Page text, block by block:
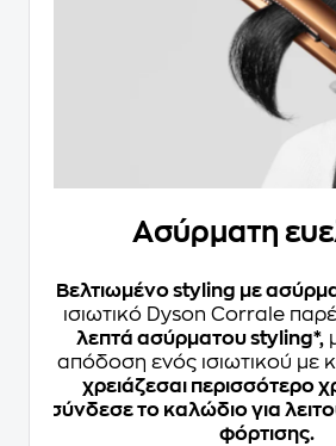
Ασύρματη
Βελτιωμένο styling με
ισιωτικό Dyson Corrale
λεπτά ασύρματου styling*,
απόδοση ενός ισιωτικού με
χρειάζεσαι περισσότερο
σύνδεσε το καλώδιο για
φόρτισης.